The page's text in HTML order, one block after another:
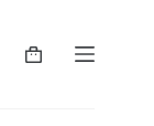
Carrello